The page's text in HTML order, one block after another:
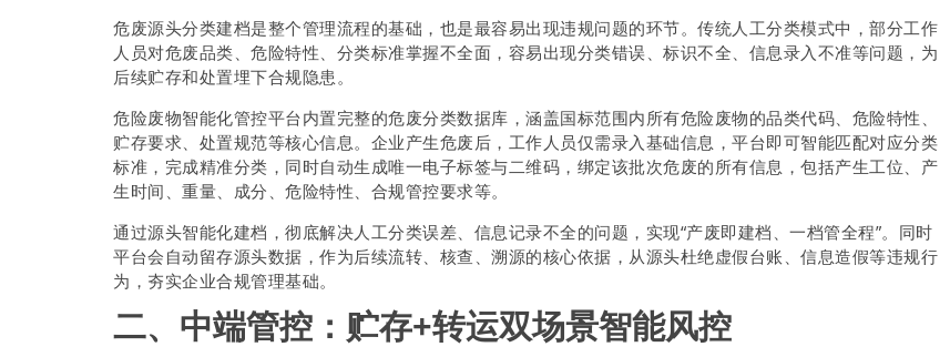
危废源头分类建档是整个管理流程的基础，也是最容易出现违规问题的环节。传统人工分类模式中，部分工作
人员对危废品类、危险特性、分类标准掌握不全面，容易出现分类错误、标识不全、信息录入不准等问题，为
后续贮存和处置埋下合规隐患。
危险废物智能化管控平台内置完整的危废分类数据库，涵盖国标范围内所有危险废物的品类代码、危险特性、
贮存要求、处置规范等核心信息。企业产生危废后，工作人员仅需录入基础信息，平台即可智能匹配对应分类
标准，完成精准分类，同时自动生成唯一电子标签与二维码，绑定该批次危废的所有信息，包括产生工位、产
生时间、重量、成分、危险特性、合规管控要求等。
通过源头智能化建档，彻底解决人工分类误差、信息记录不全的问题，实现“产废即建档、一档管全程”。同时
平台会自动留存源头数据，作为后续流转、核查、溯源的核心依据，从源头杜绝虚假台账、信息造假等违规行
为，夯实企业合规管理基础。
二、中端管控：贮存+转运双场景智能风控